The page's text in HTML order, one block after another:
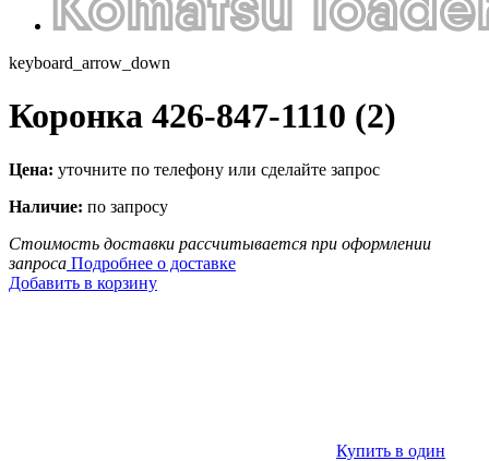
keyboard_arrow_down
Коронка 426-847-1110 (2)
Цена: уточните по телефону или сделайте запрос
Наличие: по запросу
Стоимость доставки рассчитывается при оформлении
запроса Подробнее о доставке
Добавить в корзину
Купить в один